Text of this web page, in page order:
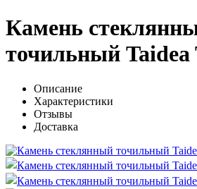
Камень
точильный Taidea
Описание
Характеристики
Отзывы
Доставка